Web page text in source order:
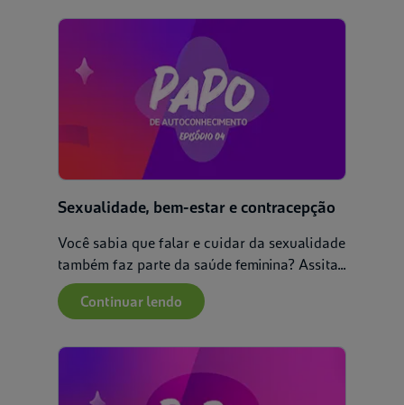
Sexualidade, bem-estar e contracepção
Você sabia que falar e cuidar da sexualidade
também faz parte da saúde feminina? Assita...
Continuar lendo